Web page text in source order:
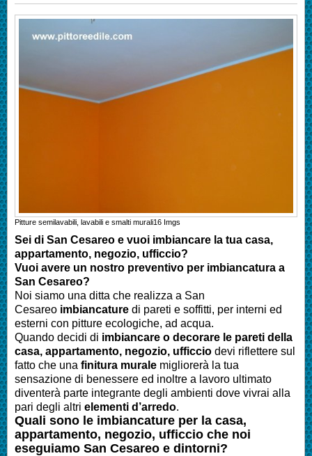
Pitture semilavabili, lavabili e smalti murali16 Imgs
Sei di San Cesareo e vuoi imbiancare la tua casa,
appartamento, negozio, ufficcio?
Vuoi avere un nostro preventivo per imbiancatura a
San Cesareo?
Noi siamo una ditta che realizza a San
Cesareo imbiancature di pareti e soffitti, per interni ed
esterni con pitture ecologiche, ad acqua.
Quando decidi di imbiancare o decorare le pareti della
casa, appartamento, negozio, ufficcio devi riflettere sul
fatto che una finitura murale migliorerà la tua
sensazione di benessere ed inoltre a lavoro ultimato
diventerà parte integrante degli ambienti dove vivrai alla
pari degli altri elementi d’arredo.
Quali sono le imbiancature per la casa,
appartamento, negozio, ufficcio che noi
eseguiamo San Cesareo e dintorni?